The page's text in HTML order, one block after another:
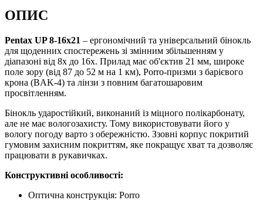
ОПИС
Pentax UP 8-16x21 – ергономічний та універсальний бінокль
для щоденних спостережень зі змінним збільшенням у
діапазоні від 8х до 16х. Прилад має об'єктив 21 мм, широке
поле зору (від 87 до 52 м на 1 км), Porro-призми з барієвого
крона (BAK-4) та лінзи з повним багатошаровим
просвітленням.
Бінокль ударостійкий, виконаний із міцного полікарбонату,
але не має вологозахисту. Тому використовувати його у
вологу погоду варто з обережністю. Ззовні корпус покритий
гумовим захисним покриттям, яке покращує хват та дозволяє
працювати в рукавичках.
Конструктивні особливості:
Оптична конструкція: Porro